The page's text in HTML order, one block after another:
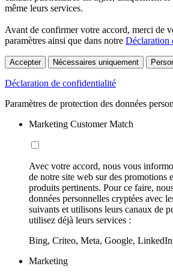
même leurs services.
Avant de confirmer votre accord, merci de
paramètres ainsi que dans notre Déclaration
Accepter Nécessaires uniquement
Déclaration de confidentialité
Paramètres de protection des données
Marketing Customer Match
Avec votre accord, nous vous
de notre site web sur des promotions
produits pertinents. Pour ce faire,
données personnelles cryptées avec
suivants et utilisons leurs canaux de
utilisez déjà leurs services :
Bing, Criteo, Meta, Google,
Marketing